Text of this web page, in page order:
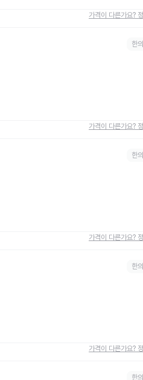
가격이 다른가요?
한
가격이 다른가요?
한
가격이 다른가요?
한
가격이 다른가요?
한